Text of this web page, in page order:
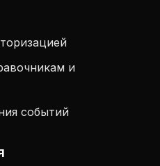
и
событий